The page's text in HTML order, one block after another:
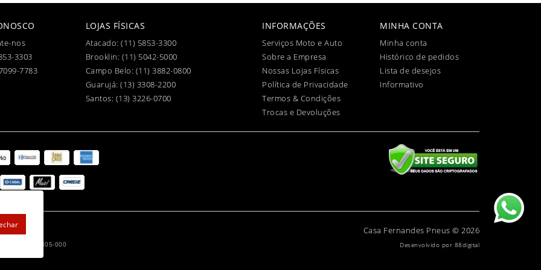
nos
3303
7783
LOJAS FÍSICAS
Atacado: (11) 5853-3300
Brooklin: (11) 5042-5000
Campo Belo: (11) 3882-0800
Guarujá: (13) 3308-2200
Santos: (13) 3226-0700
INFORMAÇÕES
Serviços Moto e Auto
Sobre a Empresa
Nossas Lojas Físicas
Política de Privacidade
Termos & Condições
Trocas e Devoluções
MINHA CONTA
Minha conta
Histórico de pedidos
Lista de desejos
Informativo
SP - CEP: 05805-000
Casa Fernandes Pneus © 2026
Desenvolvido por 88digital